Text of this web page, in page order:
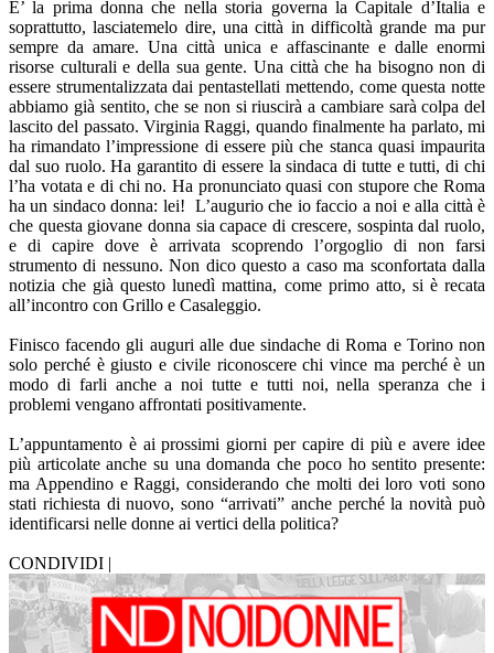
E’ la prima donna che nella storia governa la Capitale d’Italia e
soprattutto, lasciatemelo dire, una città in difficoltà grande ma pur
sempre da amare. Una città unica e affascinante e dalle enormi
risorse culturali e della sua gente. Una città che ha bisogno non di
essere strumentalizzata dai pentastellati mettendo, come questa notte
abbiamo già sentito, che se non si riuscirà a cambiare sarà colpa del
lascito del passato. Virginia Raggi, quando finalmente ha parlato, mi
ha rimandato l’impressione di essere più che stanca quasi impaurita
dal suo ruolo. Ha garantito di essere la sindaca di tutte e tutti, di chi
l’ha votata e di chi no. Ha pronunciato quasi con stupore che Roma
ha un sindaco donna: lei! L’augurio che io faccio a noi e alla città è
che questa giovane donna sia capace di crescere, sospinta dal ruolo,
e di capire dove è arrivata scoprendo l’orgoglio di non farsi
strumento di nessuno. Non dico questo a caso ma sconfortata dalla
notizia che già questo lunedì mattina, come primo atto, si è recata
all’incontro con Grillo e Casaleggio.
Finisco facendo gli auguri alle due sindache di Roma e Torino non
solo perché è giusto e civile riconoscere chi vince ma perché è un
modo di farli anche a noi tutte e tutti noi, nella speranza che i
problemi vengano affrontati positivamente.
L’appuntamento è ai prossimi giorni per capire di più e avere idee
più articolate anche su una domanda che poco ho sentito presente:
ma Appendino e Raggi, considerando che molti dei loro voti sono
stati richiesta di nuovo, sono “arrivati” anche perché la novità può
identificarsi nelle donne ai vertici della politica?
CONDIVIDI |